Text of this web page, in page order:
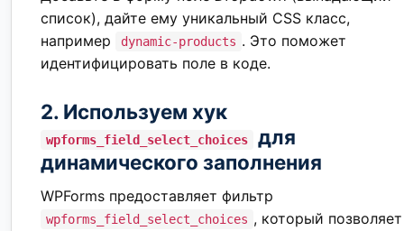
список), дайте ему уникальный CSS класс,
например
dynamic-products . Это поможет
идентифицировать поле в коде.
2. Используем хук
wpforms_field_select_choices
для
динамического заполнения
WPForms предоставляет фильтр
wpforms_field_select_choices , который позволяет